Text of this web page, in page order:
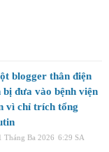
blogger thân điện
đưa vào bệnh viện
vì chỉ trích tổng
Tháng Ba 2026 6:29 SA